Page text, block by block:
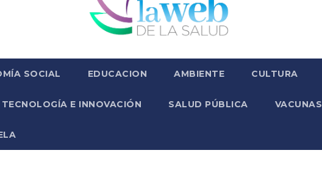
SOCIAL EDUCACION AMBIENTE CULTURA
TECNOLOGÍA E INNOVACIÓN SALUD PÚBLICA VACUNAS